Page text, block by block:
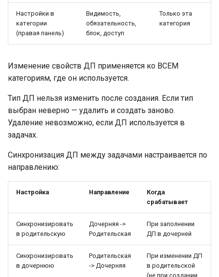
Настройки в
категории
(правая панель)
Видимость,
обязательность,
блок, доступ
Только эта
категория
Изменение свойств ДП применяется ко ВСЕМ
категориям, где он используется.
Тип ДП нельзя изменить после создания. Если тип
выбран неверно — удалить и создать заново.
Удаление невозможно, если ДП используется в
задачах.
Синхронизация ДП между задачами настраивается по
направлению:
Настройка Направление
Когда
срабатывает
Синхронизировать
в родительскую
Дочерняя ->
Родительская
При заполнении
ДП в дочерней
Синхронизировать
в дочернюю
Родительская
-> Дочерняя
При изменении ДП
в родительской
(не при создании